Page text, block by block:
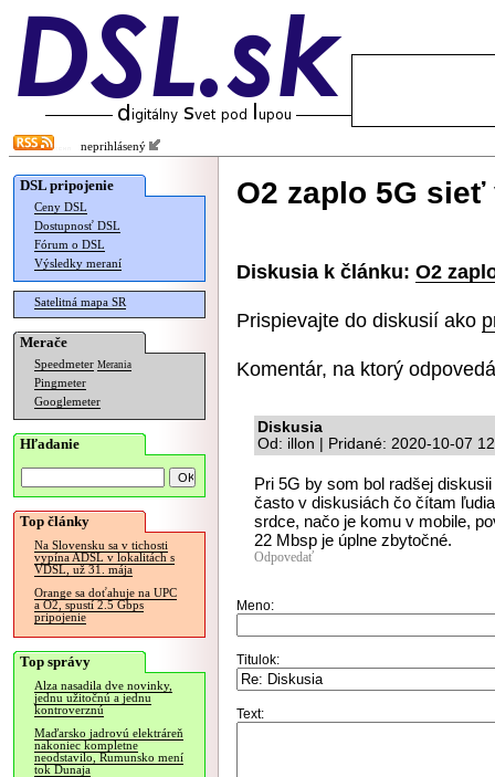
neprihlásený
DSL pripojenie
Ceny DSL
Dostupnosť DSL
Fórum o DSL
Výsledky meraní
Satelitná mapa SR
Merače
Speedmeter Merania
Pingmeter
Googlemeter
Hľadanie
Top články
Na Slovensku sa v tichosti
vypína ADSL v lokalitách s
VDSL, už 31. mája
Orange sa doťahuje na UPC
a O2, spustí 2.5 Gbps
pripojenie
Top správy
Alza nasadila dve novinky,
jednu užitočnú a jednu
kontroverznú
Maďarsko jadrovú elektráreň
nakoniec kompletne
neodstavilo, Rumunsko mení
tok Dunaja
O2 zaplo 5G
Diskusia k článku: O2
Prispievajte do diskusií ako
Komentár, na ktorý
Diskusia
Od: illon | Pridané: 2020-10-07
Pri 5G by som bol radšej
často v diskusiách čo čítam
srdce, načo je komu v mobile,
22 Mbsp je úplne zbytočné.
Odpovedať
Meno:
Titulok:
Text: